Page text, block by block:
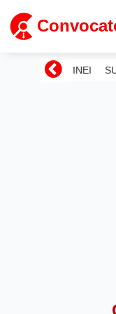
INEI